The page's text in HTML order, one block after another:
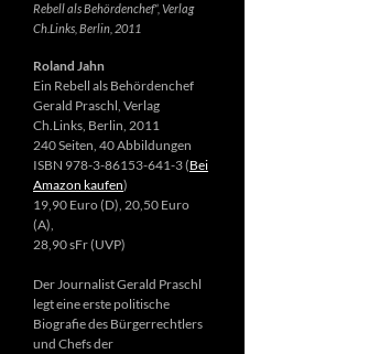
Rebell als Behördenchef“, Verlag
Ch.Links, Berlin, 2011
Roland Jahn
Ein Rebell als Behördenchef
Gerald Praschl, Verlag
Ch.Links, Berlin, 2011
240 Seiten, 40 Abbildungen
ISBN 978-3-86153-641-3 (Bei
Amazon kaufen)
19,90 Euro (D), 20,50 Euro
(A),
28,90 sFr (UVP)
Der Journalist Gerald Praschl
legt eine erste politische
Biografie des Bürgerrechtlers
und Chefs der